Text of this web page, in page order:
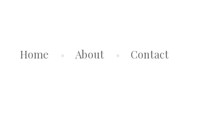
Home About Contact